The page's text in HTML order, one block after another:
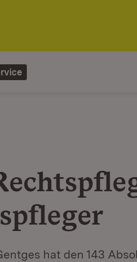
hat den 143